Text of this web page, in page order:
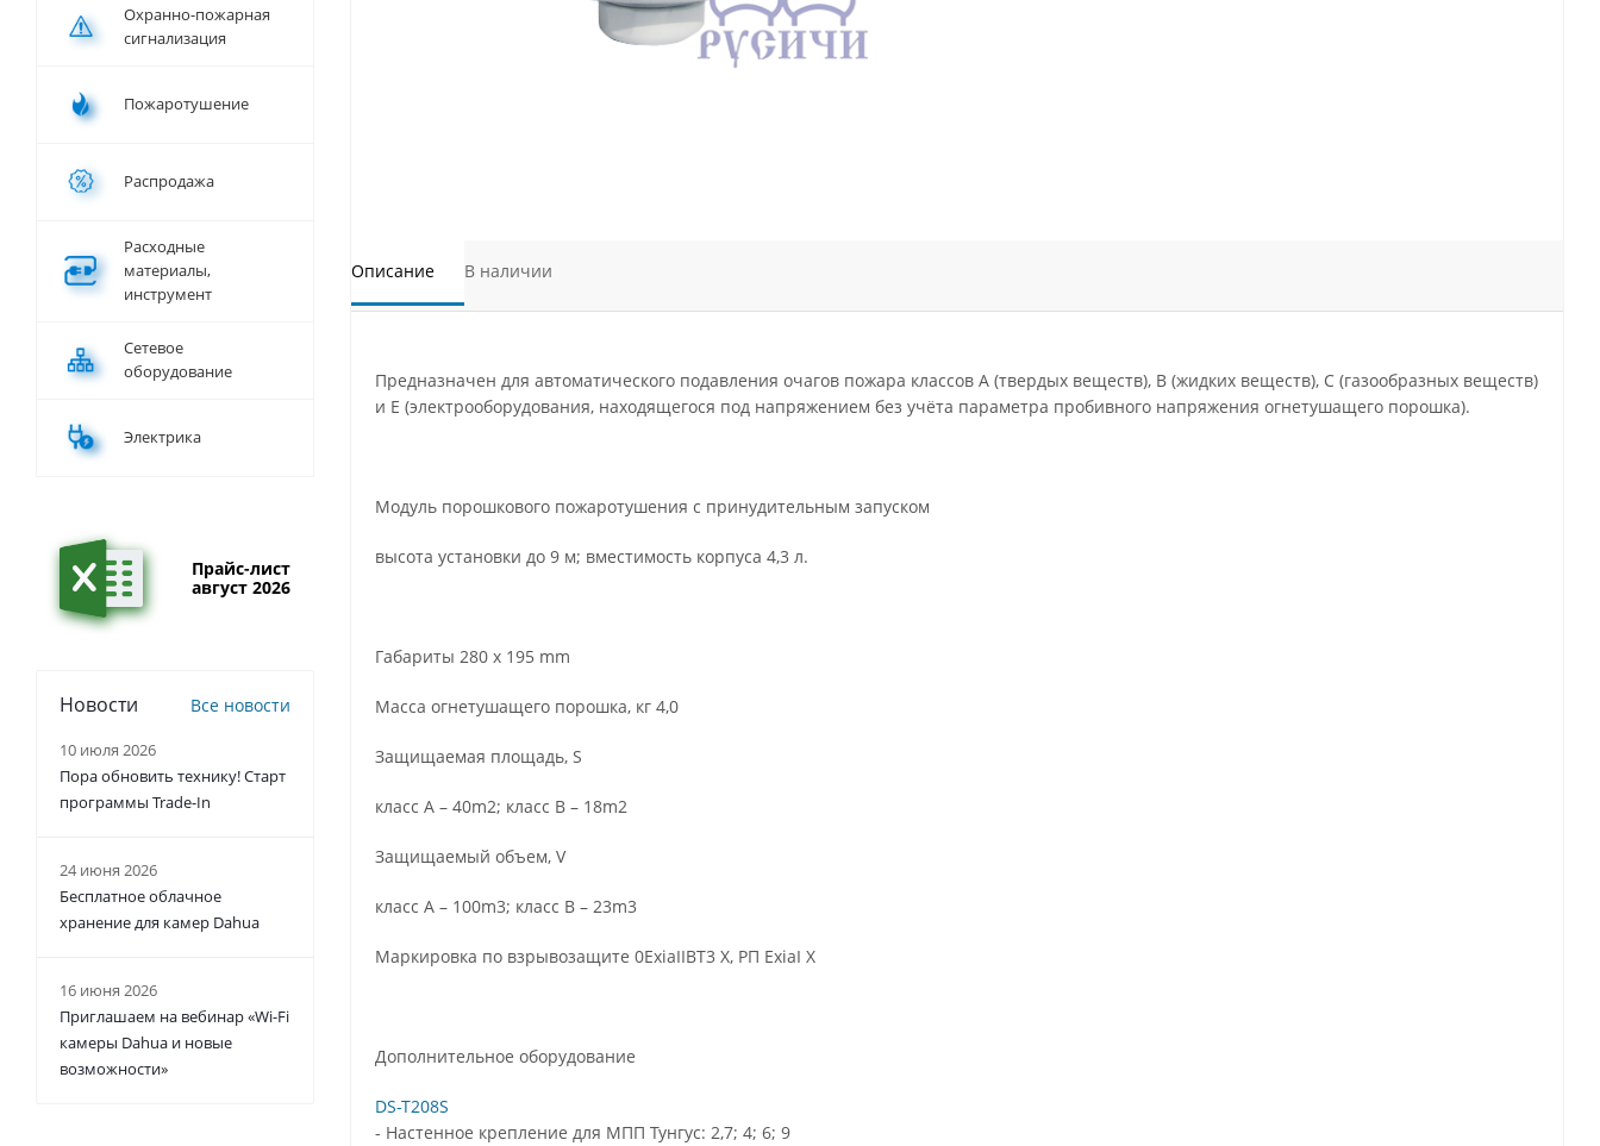
Описание В наличии
Предназначен для автоматического подавления очагов пожара классов А (твердых веществ), В (жидких веществ), С (газообразных веществ)
и Е (электрооборудования, находящегося под напряжением без учёта параметра пробивного напряжения огнетушащего порошка).
Модуль порошкового пожаротушения с принудительным запуском
высота установки до 9 м; вместимость корпуса 4,3 л.
Габариты 280 x 195 mm
Масса огнетушащего порошка, кг 4,0
Защищаемая площадь, S
класс A – 40m2; класс B – 18m2
Защищаемый объем, V
класс A – 100m3; класс B – 23m3
Маркировка по взрывозащите 0ExiaIIВT3 Х, РП ExiaI Х
Дополнительное оборудование
DS-T208S
- Настенное крепление для МПП Тунгус: 2,7; 4; 6; 9
Охранно-пожарная
сигнализация
Пожаротушение
Распродажа
Расходные
материалы,
инструмент
Сетевое
оборудование
Электрика
Прайс-лист
август 2026
Новости Все новости
10 июля 2026
Пора обновить технику! Старт
программы Trade-In
24 июня 2026
Бесплатное облачное
хранение для камер Dahua
16 июня 2026
Приглашаем на вебинар «Wi-Fi
камеры Dahua и новые
возможности»